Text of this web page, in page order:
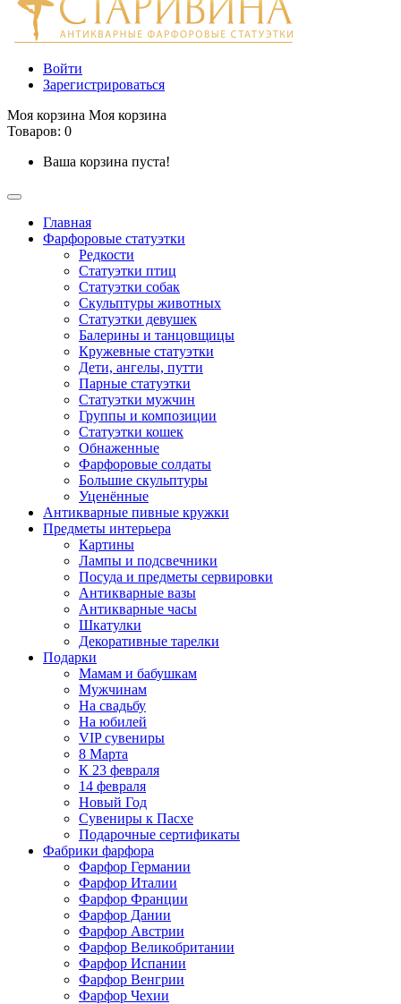
Войти
Зарегистрироваться
Моя корзина Моя корзина
Товаров: 0
Ваша корзина пуста!
Главная
Фарфоровые статуэтки
Редкости
Cтатуэтки птиц
Cтатуэтки собак
Скульптуры животных
Статуэтки девушек
Балерины и танцовщицы
Кружевные статуэтки
Дети, ангелы, путти
Парные статуэтки
Статуэтки мужчин
Группы и композиции
Статуэтки кошек
Обнаженные
Фарфоровые солдаты
Большие скульптуры
Уценённые
Антикварные пивные кружки
Предметы интерьера
Картины
Лампы и подсвечники
Посуда и предметы сервировки
Антикварные вазы
Антикварные часы
Шкатулки
Декоративные тарелки
Подарки
Мамам и бабушкам
Мужчинам
На свадьбу
На юбилей
VIP сувениры
8 Марта
К 23 февраля
14 февраля
Новый Год
Сувениры к Пасхе
Подарочные сертификаты
Фабрики фарфора
Фарфор Германии
Фарфор Италии
Фарфор Франции
Фарфор Дании
Фарфор Австрии
Фарфор Великобритании
Фарфор Испании
Фарфор Венгрии
Фарфор Чехии